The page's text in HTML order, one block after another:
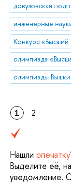
довузовская
инженерные
Конкурс «Высший
олимпиада
олимпиады Вышки
1 2
Нашли опечатку
Выделите её,
уведомление.